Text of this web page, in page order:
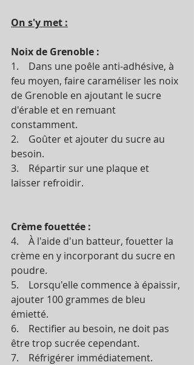
On s'y met :
Noix de Grenoble :
1.    Dans une poêle anti-adhésive, à
feu moyen, faire caraméliser les noix
de Grenoble en ajoutant le sucre
d'érable et en remuant
constamment.
2.    Goûter et ajouter du sucre au
besoin.
3.    Répartir sur une plaque et
laisser refroidir.
Crème fouettée :
4.    À l'aide d'un batteur, fouetter la
crème en y incorporant du sucre en
poudre.
5.    Lorsqu'elle commence à épaissir,
ajouter 100 grammes de bleu
émietté.
6.    Rectifier au besoin, ne doit pas
être trop sucrée cependant.
7.    Réfrigérer immédiatement.